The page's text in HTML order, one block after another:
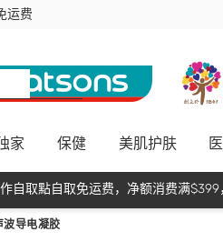
运费
优惠 即减$50
家 保健 美肌护肤
自取點自取免运费，净额消费满$399
导电凝胶